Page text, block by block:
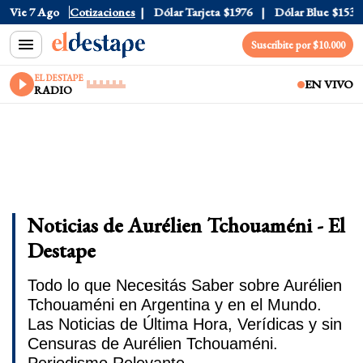
Vie 7 Ago Cotizaciones
Dólar Oficial $1520 Dólar Tarjeta $1976 Dólar Blue $1530
Suscribite por $10.000
EL DESTAPE
RADIO EN VIVO
Noticias de Aurélien Tchouaméni - El
Destape
Todo lo que Necesitás Saber sobre Aurélien
Tchouaméni en Argentina y en el Mundo.
Las Noticias de Última Hora, Verídicas y sin
Censuras de Aurélien Tchouaméni.